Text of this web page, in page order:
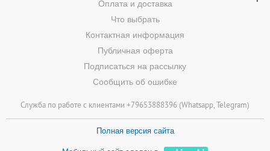
Оплата и доставка
Что выбрать
Контактная информация
Публичная оферта
Подписаться на рассылку
Сообщить об ошибке
Служба по работе с клиентами +79653888396 (Whatsapp , Telegram)
Полная версия сайта